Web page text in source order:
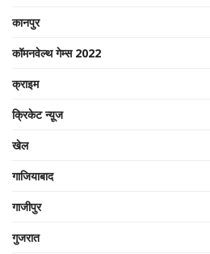
कानपुर
कॉमनवेल्थ गेम्स 2022
क्राइम
क्रिकेट न्यू़ज
खेल
गाजियाबाद
गाजीपुर
गुजरात